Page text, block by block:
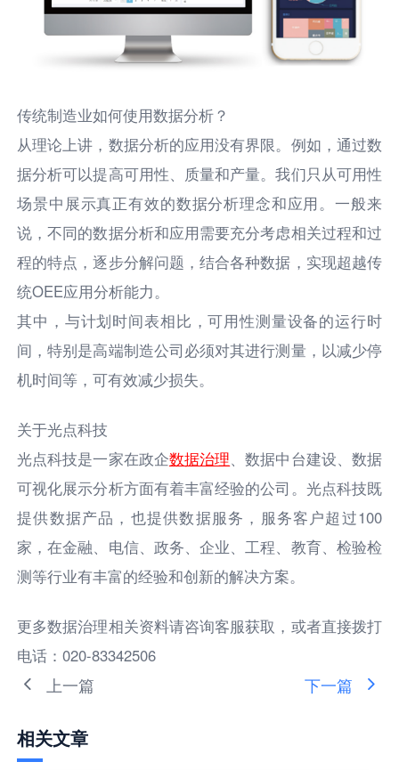
传统制造业如何使用数据分析？
从理论上讲，数据分析的应用没有界限。例如，通过数
据分析可以提高可用性、质量和产量。我们只从可用性
场景中展示真正有效的数据分析理念和应用。一般来
说，不同的数据分析和应用需要充分考虑相关过程和过
程的特点，逐步分解问题，结合各种数据，实现超越传
统OEE应用分析能力。
其中，与计划时间表相比，可用性测量设备的运行时
间，特别是高端制造公司必须对其进行测量，以减少停
机时间等，可有效减少损失。
关于光点科技
光点科技是一家在政企数据治理、数据中台建设、数据
可视化展示分析方面有着丰富经验的公司。光点科技既
提供数据产品，也提供数据服务，服务客户超过100
家，在金融、电信、政务、企业、工程、教育、检验检
测等行业有丰富的经验和创新的解决方案。
更多数据治理相关资料请咨询客服获取，或者直接拨打
电话：020-83342506
上一篇 下一篇
相关文章